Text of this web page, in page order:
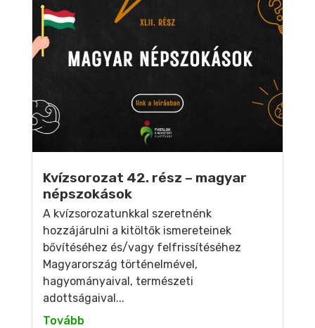
Kvízsorozat 42. rész – magyar
népszokások
A kvízsorozatunkkal szeretnénk
hozzájárulni a kitöltők ismereteinek
bővítéséhez és/vagy felfrissítéséhez
Magyarország történelmével,
hagyományaival, természeti
adottságaival...
Tovább